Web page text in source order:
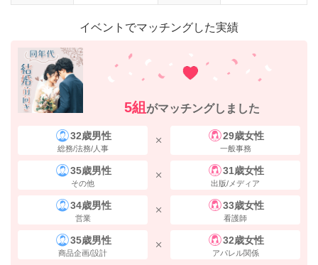
丸ノ内線改札を出て、 八重洲方面へ進みます。
イベントでマッチングした実績
5組がマッチングしました
32歳男性
総務/法務/人事
29歳女性
一般事務
35歳男性
その他
31歳女性
出版/メディア
34歳男性
営業
33歳女性
看護師
35歳男性
商品企画/設計
32歳女性
アパレル関係